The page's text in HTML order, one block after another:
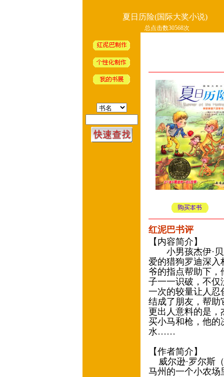
夏日历险(国际大奖小说)
总点击数30568次
红泥巴书评
【内容简介】
小男孩杰伊·贝
爱的猎狗罗迪深入
爷的指点帮助下，
子一一识破，不仅
一次的较量让人忍
结成了朋友，帮助
更出人意料的是，
买小马和枪，他的
水……
【作者简介】
威尔逊·罗尔斯（
马州的一个小农场